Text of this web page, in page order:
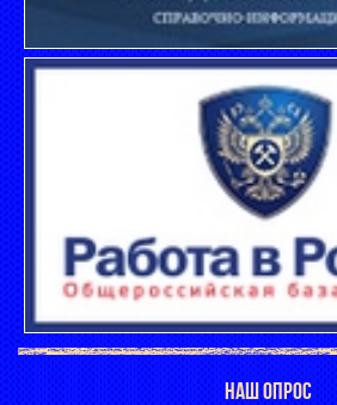
НАШ ОПРОС